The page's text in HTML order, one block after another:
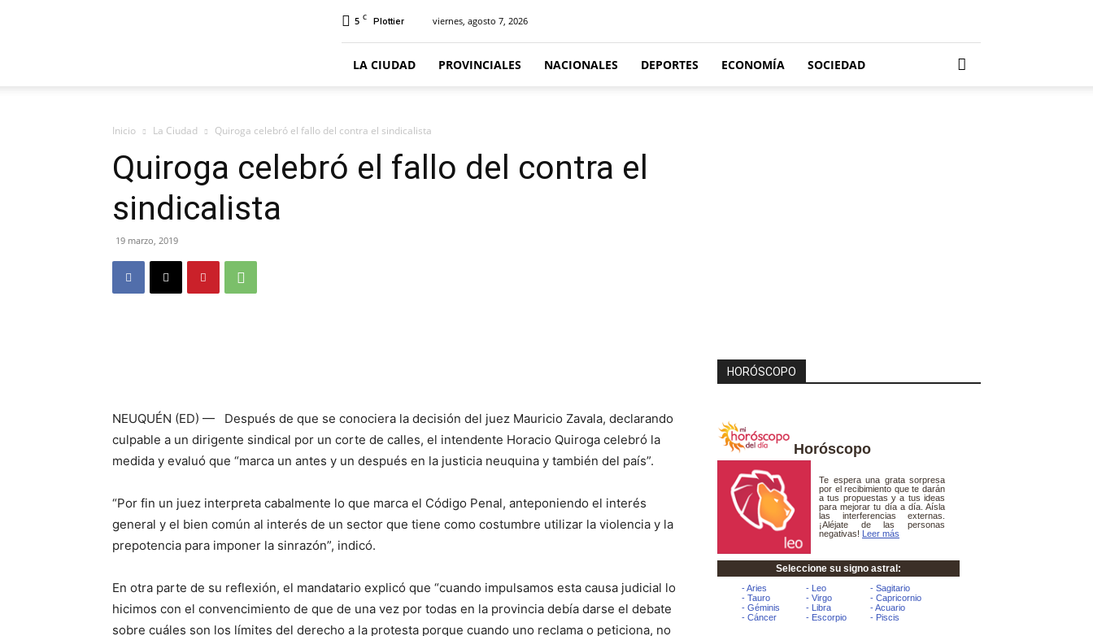
5 C Plottier viernes, agosto 7, 2026
LA CIUDAD PROVINCIALES NACIONALES DEPORTES ECONOMÍA SOCIEDAD
Inicio La Ciudad Quiroga celebró el fallo del contra el sindicalista
Quiroga celebró el fallo del contra el
sindicalista
19 marzo, 2019
NEUQUÉN (ED) — Después de que se conociera la decisión del juez Mauricio Zavala, declarando
culpable a un dirigente sindical por un corte de calles, el intendente Horacio Quiroga celebró la
medida y evaluó que “marca un antes y un después en la justicia neuquina y también del país”.
“Por fin un juez interpreta cabalmente lo que marca el Código Penal, anteponiendo el interés
general y el bien común al interés de un sector que tiene como costumbre utilizar la violencia y la
prepotencia para imponer la sinrazón”, indicó.
En otra parte de su reflexión, el mandatario explicó que “cuando impulsamos esta causa judicial lo
hicimos con el convencimiento de que de una vez por todas en la provincia debía darse el debate
sobre cuáles son los límites del derecho a la protesta porque cuando uno reclama o peticiona, no
HORÓSCOPO
Horóscopo